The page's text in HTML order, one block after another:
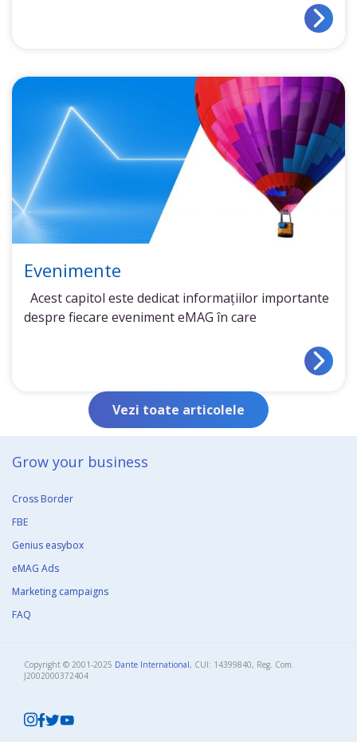
Evenimente
Acest capitol este dedicat informațiilor importante
despre fiecare eveniment eMAG în care
Vezi toate articolele
Grow your business​
Cross Border
FBE
Genius easybox
eMAG Ads
Marketing campaigns
FAQ
Copyright © 2001-2025 Dante International, CUI: 14399840, Reg. Com.
J2002000372404​